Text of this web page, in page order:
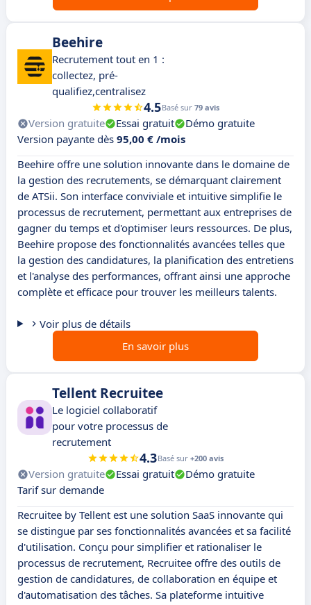
Beehire
Recrutement tout en 1 :
collectez, pré-
qualifiez,centralisez
4.5Basé sur 79 avis
Version gratuite Essai gratuit
Démo gratuite
Version payante dès 95,00 € /mois
Beehire offre une solution innovante dans le domaine de
la gestion des recrutements, se démarquant clairement
de ATSii. Son interface conviviale et intuitive simplifie le
processus de recrutement, permettant aux entreprises de
gagner du temps et d'optimiser leurs ressources. De plus,
Beehire propose des fonctionnalités avancées telles que
la gestion des candidatures, la planification des entretiens
et l'analyse des performances, offrant ainsi une approche
complète et efficace pour trouver les meilleurs talents.
Voir plus de détails
En savoir plus
Tellent Recruitee
Le logiciel collaboratif
pour votre processus de
recrutement
4.3Basé sur +200 avis
Version gratuite Essai gratuit
Démo gratuite
Tarif sur demande
Recruitee by Tellent est une solution SaaS innovante qui
se distingue par ses fonctionnalités avancées et sa facilité
d'utilisation. Conçu pour simplifier et rationaliser le
processus de recrutement, Recruitee offre des outils de
gestion de candidatures, de collaboration en équipe et
d'automatisation des tâches. Sa plateforme intuitive